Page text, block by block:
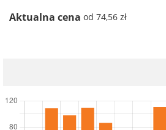
Aktualna cena od 74,56 zł